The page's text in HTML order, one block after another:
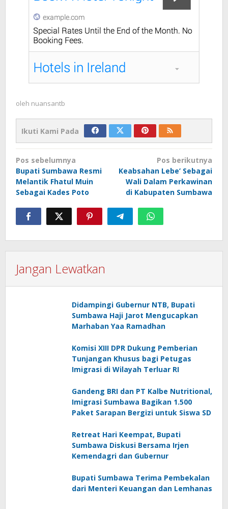
oleh nuansantb
Ikuti Kami Pada
Navigasi
pos
Pos sebelumnya
Bupati Sumbawa Resmi
Melantik Fhatul Muin
Sebagai Kades Poto
Pos berikutnya
Keabsahan Lebe’ Sebagai
Wali Dalam Perkawinan
di Kabupaten Sumbawa
Jangan Lewatkan
Didampingi Gubernur NTB, Bupati
Sumbawa Haji Jarot Mengucapkan
Marhaban Yaa Ramadhan
Komisi XIII DPR Dukung Pemberian
Tunjangan Khusus bagi Petugas
Imigrasi di Wilayah Terluar RI
Gandeng BRI dan PT Kalbe Nutritional,
Imigrasi Sumbawa Bagikan 1.500
Paket Sarapan Bergizi untuk Siswa SD
Retreat Hari Keempat, Bupati
Sumbawa Diskusi Bersama Irjen
Kemendagri dan Gubernur
Bupati Sumbawa Terima Pembekalan
dari Menteri Keuangan dan Lemhanas